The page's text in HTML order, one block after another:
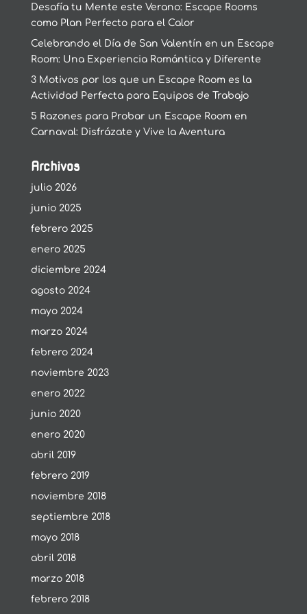
Desafía tu Mente este Verano: Escape Rooms
como Plan Perfecto para el Calor
Celebrando el Día de San Valentín en un Escape
Room: Una Experiencia Romántica y Diferente
3 Motivos por los que un Escape Room es la
Actividad Perfecta para Equipos de Trabajo
5 Razones para Probar un Escape Room en
Carnaval: Disfrázate y Vive la Aventura
Archivos
julio 2026
junio 2025
febrero 2025
enero 2025
diciembre 2024
agosto 2024
mayo 2024
marzo 2024
febrero 2024
noviembre 2023
enero 2022
junio 2020
enero 2020
abril 2019
febrero 2019
noviembre 2018
septiembre 2018
mayo 2018
abril 2018
marzo 2018
febrero 2018